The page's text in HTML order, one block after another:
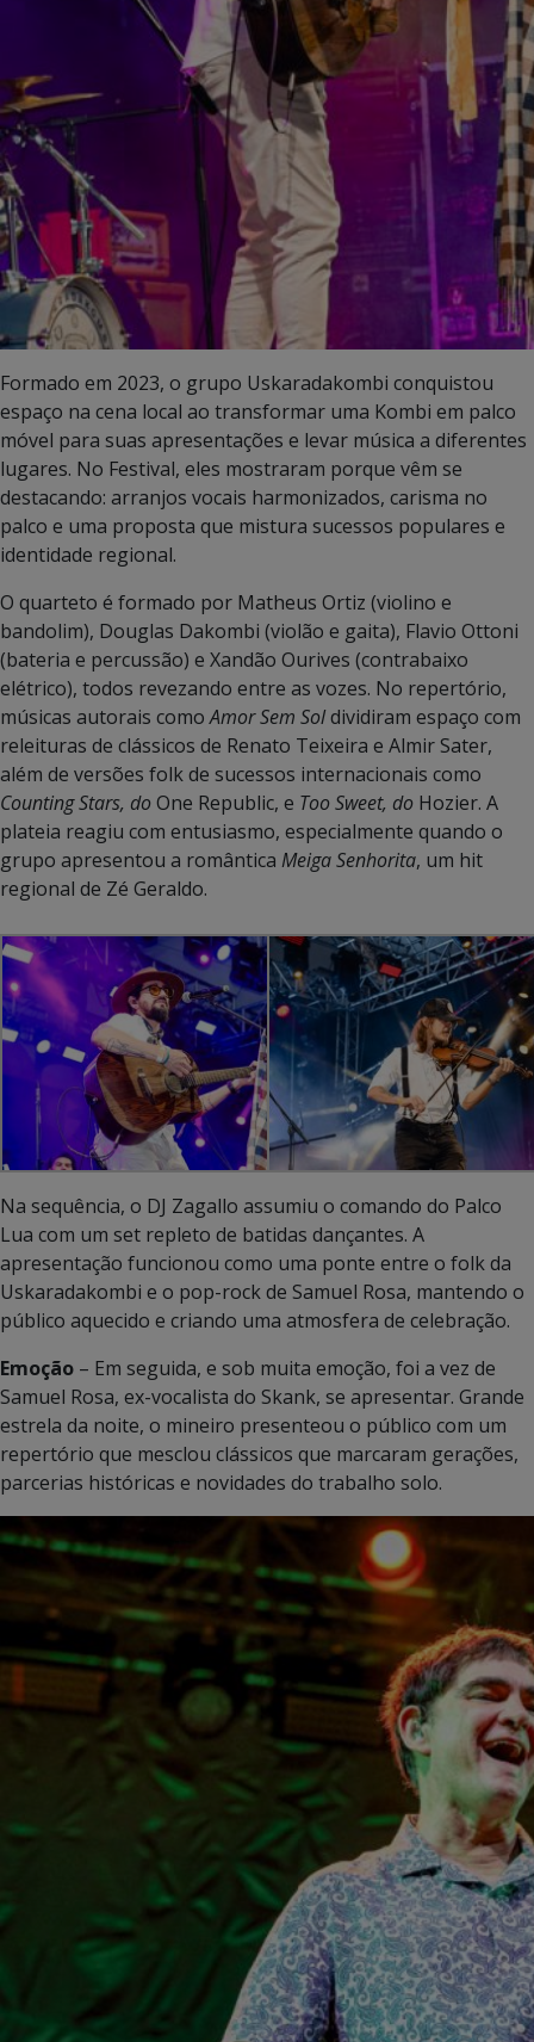
Formado em 2023, o grupo Uskaradakombi conquistou
espaço na cena local ao transformar uma Kombi em palco
móvel para suas apresentações e levar música a diferentes
lugares. No Festival, eles mostraram porque vêm se
destacando: arranjos vocais harmonizados, carisma no
palco e uma proposta que mistura sucessos populares e
identidade regional.
O quarteto é formado por Matheus Ortiz (violino e
bandolim), Douglas Dakombi (violão e gaita), Flavio Ottoni
(bateria e percussão) e Xandão Ourives (contrabaixo
elétrico), todos revezando entre as vozes. No repertório,
músicas autorais comoAmor Sem Soldividiram espaço com
releituras de clássicos de Renato Teixeira e Almir Sater,
além de versões folk de sucessos internacionais como
Counting Stars, doOne Republic, e Too Sweet, do Hozier. A
plateia reagiu com entusiasmo, especialmente quando o
grupo apresentou a romântica Meiga Senhorita, um hit
regional de Zé Geraldo.
Na sequência, o DJ Zagallo assumiu o comando do Palco
Lua com um set repleto de batidas dançantes. A
apresentação funcionou como uma ponte entre o folk da
Uskaradakombi e o pop-rock de Samuel Rosa, mantendo o
público aquecido e criando uma atmosfera de celebração.
Emoção – Em seguida, e sob muita emoção, foi a vez de
Samuel Rosa, ex-vocalista do Skank, se apresentar. Grande
estrela da noite, o mineiro presenteou o público com um
repertório que mesclou clássicos que marcaram gerações,
parcerias históricas e novidades do trabalho solo.